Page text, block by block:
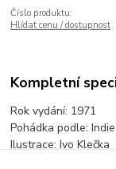
Číslo produktu:
Hlídat cenu / dostupnost
Kompletní
Rok vydání: 1971
Pohádka podle: Indie
Ilustrace: Ivo Klečka